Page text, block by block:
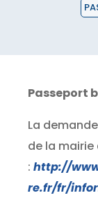
Passeport
La
de la mairie
: http://
re.fr/fr/